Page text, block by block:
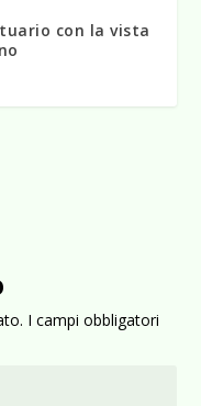
con la vista
I campi obbligatori